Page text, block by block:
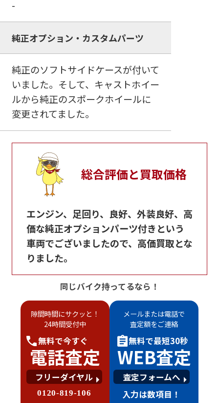
-
純正オプション・カスタムパーツ
純正のソフトサイドケースが付いて
いました。そして、キャストホイー
ルから純正のスポークホイールに
変更されてました。
総合評価と買取価格
エンジン、足回り、良好、外装良好、高
価な純正オプションパーツ付きという
車両でございましたので、高価買取とな
りました。
同じバイク持ってるなら！
隙間時間にサクッと！
24時間受付中
無料で今すぐ
電話査定
フリーダイヤル
0120-819-106
メールまたは電話で
査定額をご連絡
無料で最短30秒
WEB査定
査定フォームへ
入力は数項目！